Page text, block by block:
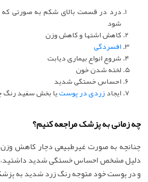
درد در قسمت بالای شکم به صورتی
شود
کاهش اشتها و کاهش وزن
افسردگی
شروع انواع بیماری دیابت
لخته شدن خون
احساس خستگی شدید
ایجادزردی در پوستیا بخش سفید
چه زمانی به پزشک مراجعه کنیم؟
چنانچه به صورت غیرطبیعی دچار کاهش
دلیل مشخص احساس خستگی شدید داشتید،
و در پوست خود متوجه رنگ زرد شدید به